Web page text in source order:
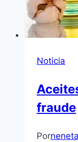
Noticia
fraude
Por